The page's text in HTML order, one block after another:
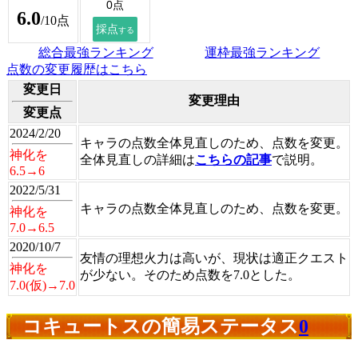
6.0/10点
総合最強ランキング
運枠最強ランキング
点数の変更履歴はこちら
変更日
変更点
変更理由
2024/2/20
神化を
6.5→6
キャラの点数全体見直しのため、点数を変更。
全体見直しの詳細はこちらの記事で説明。
2022/5/31
神化を
7.0→6.5
キャラの点数全体見直しのため、点数を変更。
2020/10/7
神化を
7.0(仮)→7.0
友情の理想火力は高いが、現状は適正クエスト
が少ない。そのため点数を7.0とした。
コキュートスの簡易ステータス0